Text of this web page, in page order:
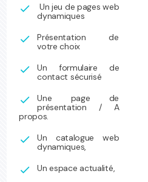
check
Un jeu de pages web
dynamiques
check
Présentation de
votre choix
check
Un formulaire de
contact sécurisé
check
Une page de
présentation / A
propos.
check
Un catalogue web
dynamiques,
check Un espace actualité,